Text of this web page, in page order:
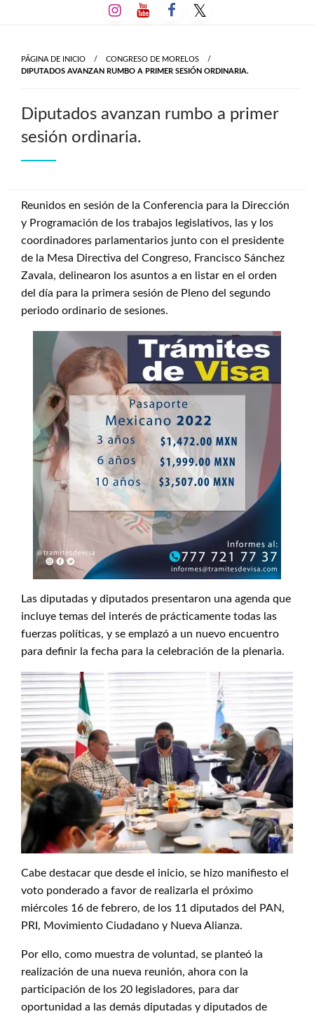
al
PÁGINA DE INICIO
CONGRESO DE MORELOS
DIPUTADOS AVANZAN RUMBO A PRIMER SESIÓN ORDINARIA.
Diputados avanzan rumbo a primer
sesión ordinaria.
Reunidos en sesión de la Conferencia para la Dirección
y Programación de los trabajos legislativos, las y los
coordinadores parlamentarios junto con el presidente
de la Mesa Directiva del Congreso, Francisco Sánchez
Zavala, delinearon los asuntos a en listar en el orden
del día para la primera sesión de Pleno del segundo
periodo ordinario de sesiones.
Las diputadas y diputados presentaron una agenda que
incluye temas del interés de prácticamente todas las
fuerzas políticas, y se emplazó a un nuevo encuentro
para definir la fecha para la celebración de la plenaria.
Cabe destacar que desde el inicio, se hizo manifiesto el
voto ponderado a favor de realizarla el próximo
miércoles 16 de febrero, de los 11 diputados del PAN,
PRI, Movimiento Ciudadano y Nueva Alianza.
Por ello, como muestra de voluntad, se planteó la
realización de una nueva reunión, ahora con la
participación de los 20 legisladores, para dar
oportunidad a las demás diputadas y diputados de